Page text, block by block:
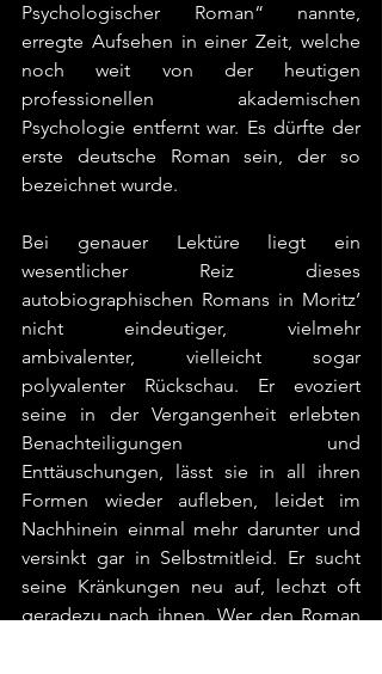
Psychologischer Roman“ nannte,
erregte Aufsehen in einer Zeit, welche
noch weit von der heutigen
professionellen akademischen
Psychologie entfernt war. Es dürfte der
erste deutsche Roman sein, der so
bezeichnet wurde.
Bei genauer Lektüre liegt ein
wesentlicher Reiz dieses
autobiographischen Romans in Moritz’
nicht eindeutiger, vielmehr
ambivalenter, vielleicht sogar
polyvalenter Rückschau. Er evoziert
seine in der Vergangenheit erlebten
Benachteiligungen und
Enttäuschungen, lässt sie in all ihren
Formen wieder aufleben, leidet im
Nachhinein einmal mehr darunter und
versinkt gar in Selbstmitleid. Er sucht
seine Kränkungen neu auf, lechzt oft
geradezu nach ihnen. Wer den Roman